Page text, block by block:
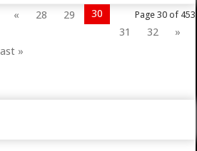
Page 30 of 453
« 28 29
30
31
32
»
»